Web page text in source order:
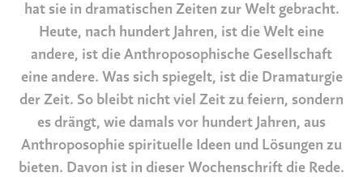
hat sie in dramatischen Zeiten zur Welt gebracht.
Heute, nach hundert Jahren, ist die Welt eine
andere, ist die Anthroposophische Gesellschaft
eine andere. Was sich spiegelt, ist die Dramaturgie
der Zeit. So bleibt nicht viel Zeit zu feiern, sondern
es drängt, wie damals vor hundert Jahren, aus
Anthroposophie spirituelle Ideen und Lösungen zu
bieten. Davon ist in dieser Wochenschrift die Rede.